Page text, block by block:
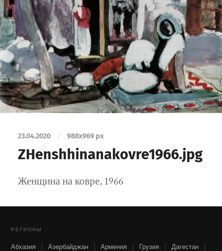
23.04.2020 / 988x969 px
ZHenshhinanakovre1966.jpg
Женщина на ковре, 1966
РЕГИОНЫ
Абхазия Азербайджан Армения Грузия Дагестан